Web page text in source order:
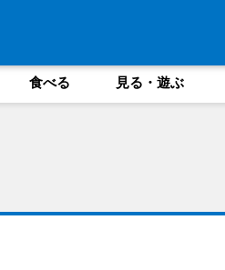
食べる 見る・遊ぶ